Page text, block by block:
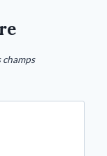
champs